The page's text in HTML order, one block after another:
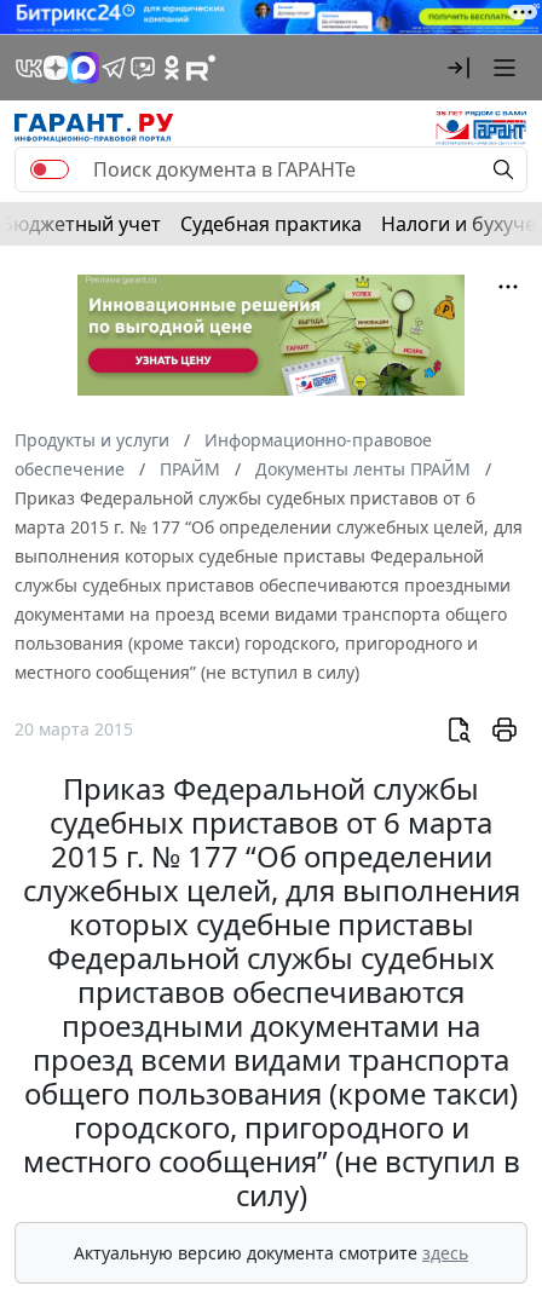
Бюджетный учет Судебная практика Налоги и
Продукты и услуги
Информационно-правовое
обеспечение
ПРАЙМ
Документы ленты ПРАЙМ
Приказ Федеральной службы судебных приставов от 6
марта 2015 г. № 177 “Об определении служебных целей, для
выполнения которых судебные приставы Федеральной
службы судебных приставов обеспечиваются проездными
документами на проезд всеми видами транспорта общего
пользования (кроме такси) городского, пригородного и
местного сообщения” (не вступил в силу)
20 марта 2015
Приказ Федеральной службы
судебных приставов от 6 марта
2015 г. № 177 “Об определении
служебных целей, для выполнения
которых судебные приставы
Федеральной службы судебных
приставов обеспечиваются
проездными документами на
проезд всеми видами транспорта
общего пользования (кроме такси)
городского, пригородного и
местного сообщения” (не вступил в
силу)
Актуальную версию документа смотрите здесь